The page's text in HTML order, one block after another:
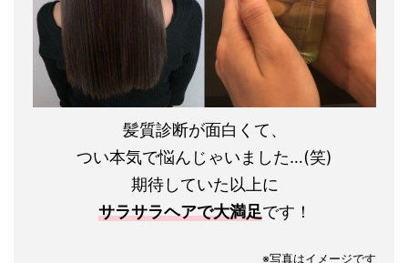
髪質診断が面白くて、
つい本気で悩んじゃいました…(笑)
期待していた以上に
サラサラヘアで大満足です！
※写真はイメージです